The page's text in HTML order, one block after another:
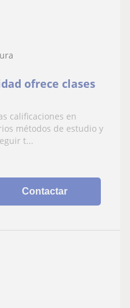
ofrece clases
calificaciones en
métodos de estudio y
t...
Contactar